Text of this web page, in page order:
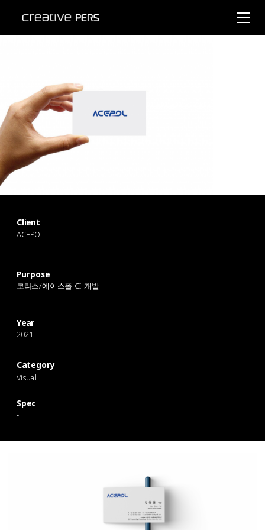
Client
ACEPOL
Purpose
코라스/에이스폴 CI 개발
Year
2021
Category
Visual
Spec
-